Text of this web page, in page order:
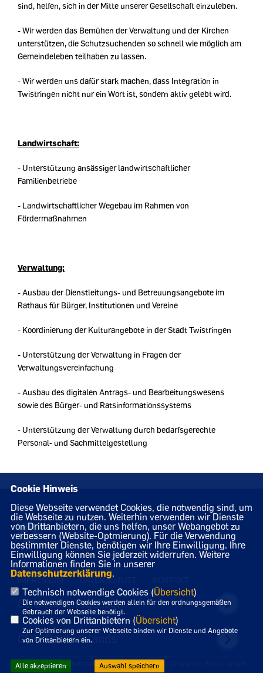
sind, helfen, sich in der Mitte unserer Gesellschaft einzuleben.
- Wir werden das Bemühen der Verwaltung und der Kirchen
unterstützen, die Schutzsuchenden so schnell wie möglich am
Gemeindeleben teilhaben zu lassen.
- Wir werden uns dafür stark machen, dass Integration in
Twistringen nicht nur ein Wort ist, sondern aktiv gelebt wird.
Landwirtschaft:
- Unterstützung ansässiger landwirtschaftlicher
Familienbetriebe
- Landwirtschaftlicher Wegebau im Rahmen von
Fördermaßnahmen
Verwaltung:
- Ausbau der Dienstleitungs- und Betreuungsangebote im
Rathaus für Bürger, Institutionen und Vereine
- Koordinierung der Kulturangebote in der Stadt Twistringen
- Unterstützung der Verwaltung in Fragen der
Verwaltungsvereinfachung
- Ausbau des digitalen Antrags- und Bearbeitungswesens
sowie des Bürger- und Ratsinformationssystems
- Unterstützung der Verwaltung durch bedarfsgerechte
Personal- und Sachmittelgestellung
IMPRESSUM DATENSCHUTZ
CDU Niedersachsen
CDU Deutschlands
©2026 CDU Stadtverband
Realisation: Sharkness Media GmbH
Cookie Hinweis
Diese Webseite verwendet Cookies, die notwendig sind, um
die Webseite zu nutzen. Weiterhin verwenden wir Dienste
von Drittanbietern, die uns helfen, unser Webangebot zu
verbessern (Website-Optmierung). Für die Verwendung
bestimmter Dienste, benötigen wir Ihre Einwilligung. Ihre
Einwilligung können Sie jederzeit widerrufen. Weitere
Informationen finden Sie in unserer
Datenschutzerklärung.
Technisch notwendige Cookies (Übersicht)
Die notwendigen Cookies werden allein für den ordnungsgemäßen
Gebrauch der Webseite benötigt.
Cookies von Drittanbietern (Übersicht)
Zur Optimierung unserer Webseite binden wir Dienste und Angebote
von Drittanbietern ein.
Alle akzeptieren Auswahl speichern